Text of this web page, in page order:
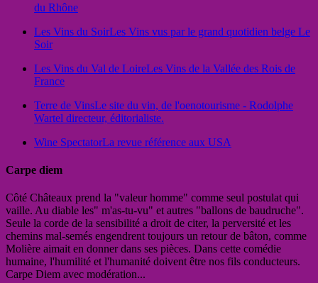
du Rhône
Les Vins du SoirLes Vins vus par le grand quotidien belge Le
Soir
Les Vins du Val de LoireLes Vins de la Vallée des Rois de
France
Terre de VinsLe site du vin, de l'oenotourisme - Rodolphe
Wartel directeur, éditorialiste.
Wine SpectatorLa revue référence aux USA
Carpe diem
Côté Châteaux prend la "valeur homme" comme seul postulat qui
vaille. Au diable les" m'as-tu-vu" et autres "ballons de baudruche".
Seule la corde de la sensibilité a droit de citer, la perversité et les
chemins mal-semés engendrent toujours un retour de bâton, comme
Molière aimait en donner dans ses pièces. Dans cette comédie
humaine, l'humilité et l'humanité doivent être nos fils conducteurs.
Carpe Diem avec modération...